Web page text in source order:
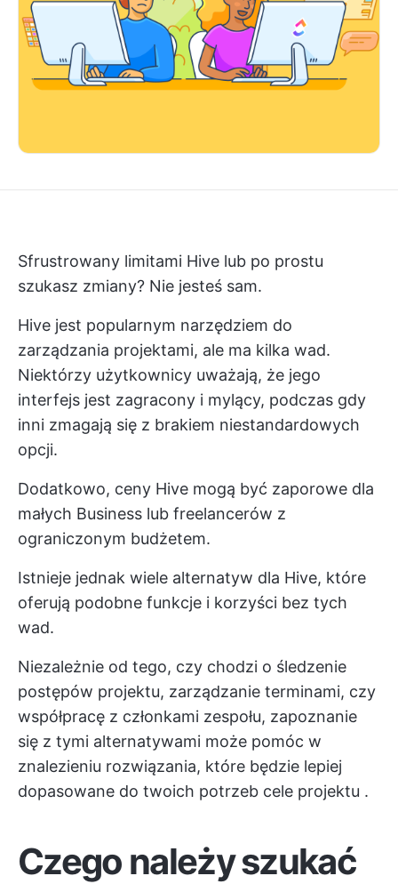
Sfrustrowany limitami Hive lub po prostu
szukasz zmiany? Nie jesteś sam.
Hive jest popularnym narzędziem do
zarządzania projektami, ale ma kilka wad.
Niektórzy użytkownicy uważają, że jego
interfejs jest zagracony i mylący, podczas gdy
inni zmagają się z brakiem niestandardowych
opcji.
Dodatkowo, ceny Hive mogą być zaporowe dla
małych Business lub freelancerów z
ograniczonym budżetem.
Istnieje jednak wiele alternatyw dla Hive, które
oferują podobne funkcje i korzyści bez tych
wad.
Niezależnie od tego, czy chodzi o śledzenie
postępów projektu, zarządzanie terminami, czy
współpracę z członkami zespołu, zapoznanie
się z tymi alternatywami może pomóc w
znalezieniu rozwiązania, które będzie lepiej
dopasowane do twoich potrzeb cele projektu .
Czego należy szukać